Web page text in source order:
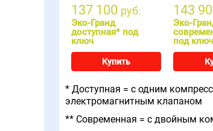
137 100 руб.
Эко-Гранд
доступная* под
ключ
Купить
143
Эко-
под ключ
* Доступная = с одним
электромагнитным клапаном
** Современная = с двойным